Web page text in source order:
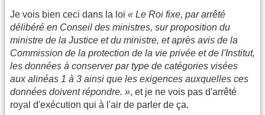
Je vois bien ceci dans la loi « Le Roi fixe, par arrêté
délibéré en Conseil des ministres, sur proposition du
ministre de la Justice et du ministre, et après avis de la
Commission de la protection de la vie privée et de l'Institut,
les données à conserver par type de catégories visées
aux alinéas 1 à 3 ainsi que les exigences auxquelles ces
données doivent répondre. », et je ne vois pas d'arrêté
royal d'exécution qui à l'air de parler de ça.